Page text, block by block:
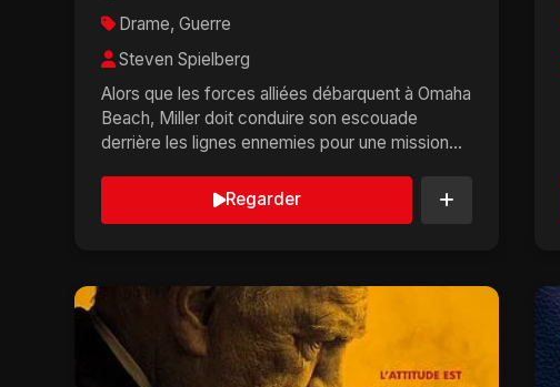
Drame, Guerre
Steven Spielberg
Alors que les forces alliées débarquent à Omaha
Beach, Miller doit conduire son escouade
derrière les lignes ennemies pour une mission
Regarder